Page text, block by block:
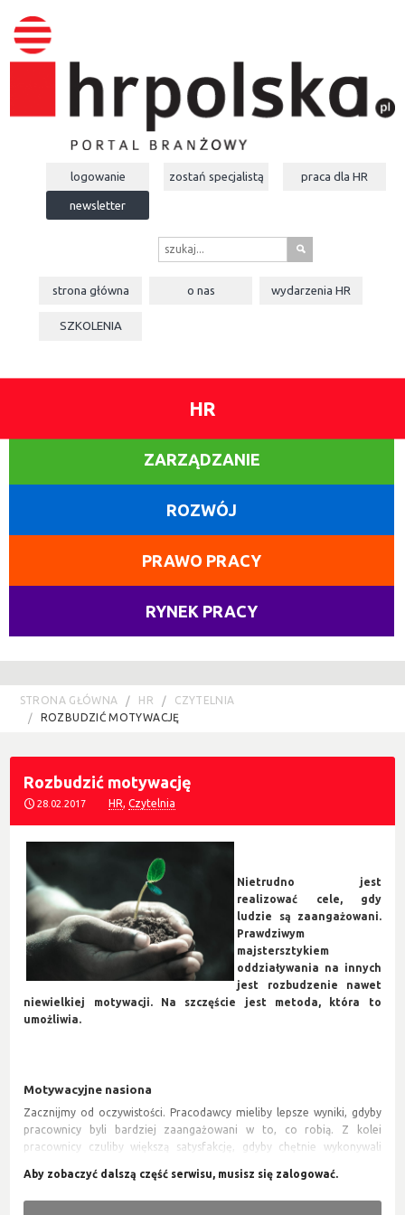
logowanie zostań specjalistą praca dla HR
newsletter
s
strona główna o nas wydarzeniaHR
SZKOLENIA
HR
ZARZĄDZANIE
ROZWÓJ
PRAWO PRACY
RYNEK PRACY
STRONA GŁÓWNA HR
CZYTELNIA
ROZBUDZIĆ MOTYWACJĘ
Rozbudzić motywację
28.02.2017 HR,Czytelnia
Nietrudno jest
realizować cele, gdy
ludzie są zaangażowani.
Prawdziwym
majstersztykiem
oddziaływania na innych
jest rozbudzenie nawet
niewielkiej motywacji. Na szczęście jest metoda, która to
umożliwia.
Motywacyjne nasiona
Zacznijmy od oczywistości. Pracodawcy mieliby lepsze wyniki, gdyby
pracownicy byli bardziej zaangażowani w to, co robią. Z kolei
pracownicy czuliby większą satysfakcję, gdyby chętnie wykonywali
im się z chęcią realizować postanowienia i zadania. Wpływanie na
motywację innych, ale z drugiej strony automotywacja stanowią więc